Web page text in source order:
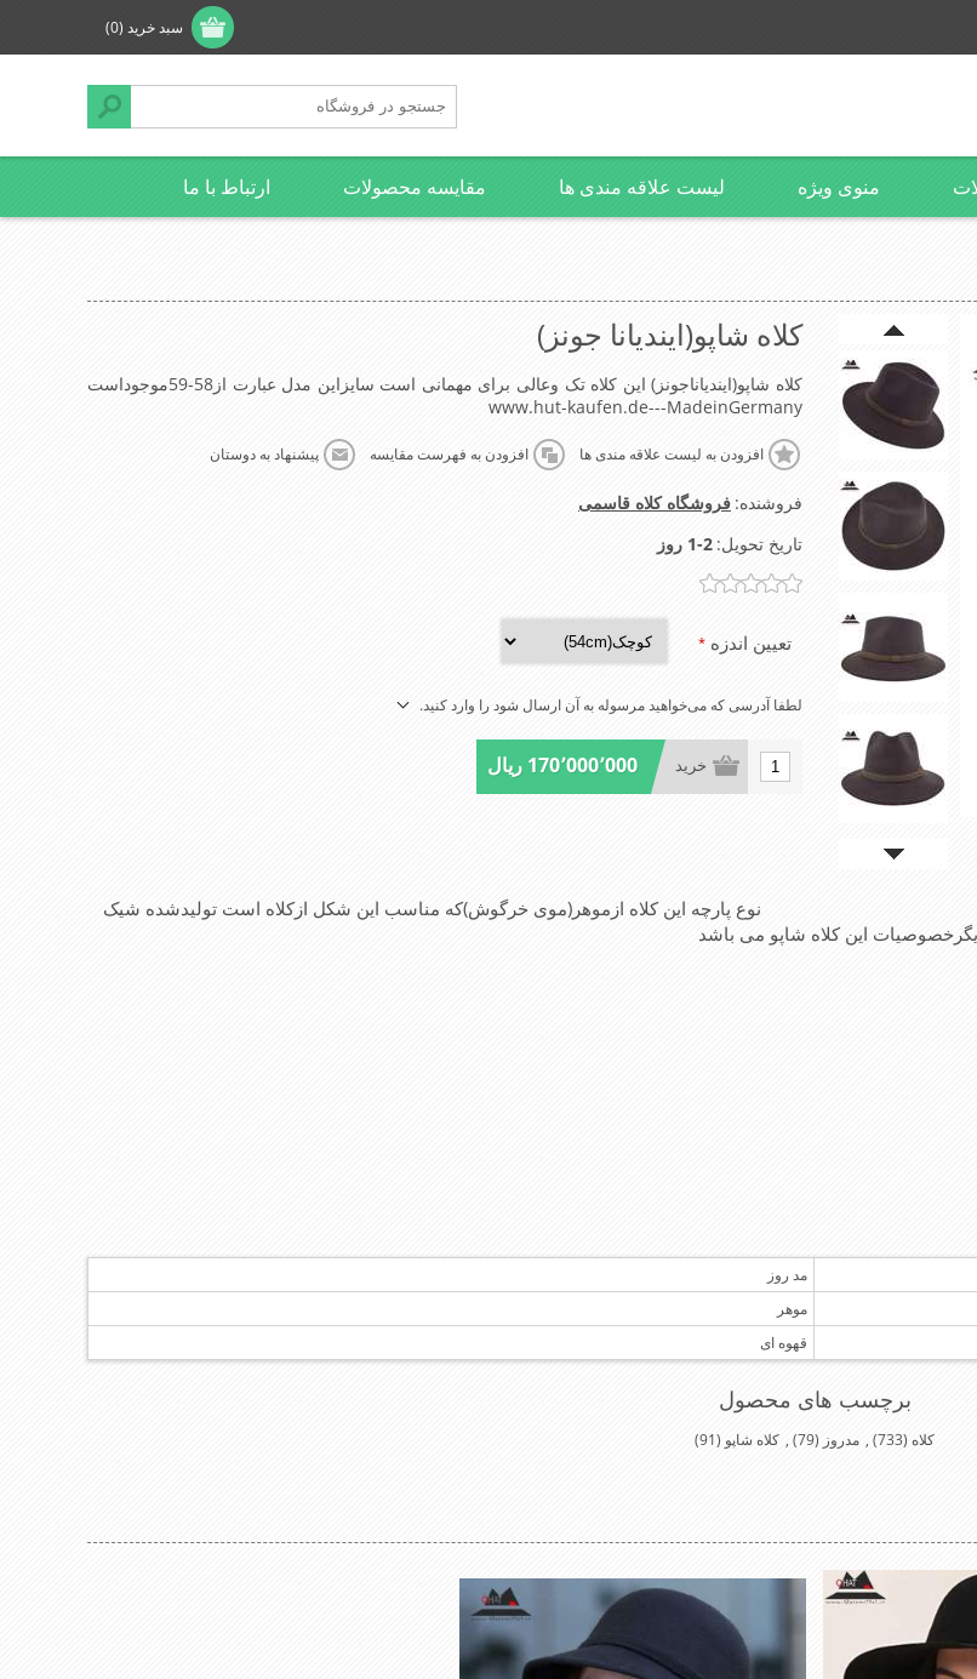
سبد خرید (0)
منوی ویژه لیست علاقه مندی ها مقایسه محصولات ارتباط با ما
کلاه شاپو(ایندیانا جونز)
کلاه شاپو(ایندیاناجونز) این کلاه تک وعالی برای مهمانی است سایزاین مدل عبارت از58-59موجوداست
www.hut-kaufen.de---MadeinGermany
افزودن به لیست علاقه مندی ها افزودن به فهرست مقایسه پیشنهاد به دوستان
فروشنده: فروشگاه کلاه قاسمی
تاریخ تحویل: 1-2 روز
تعیین اندزه *
لطفا آدرسی که می‌خواهید مرسوله به آن ارسال شود را وارد کنید.
خرید 170٬000٬000 ریال
خرگوش)که مناسب این شکل ازکلاه است تولیدشده شیک
این کلاه شاپو می باشد
مد روز
موهر
قهوه ای
برچسب های محصول
کلاه (733)
, مدروز (79)
, کلاه شاپو (91)